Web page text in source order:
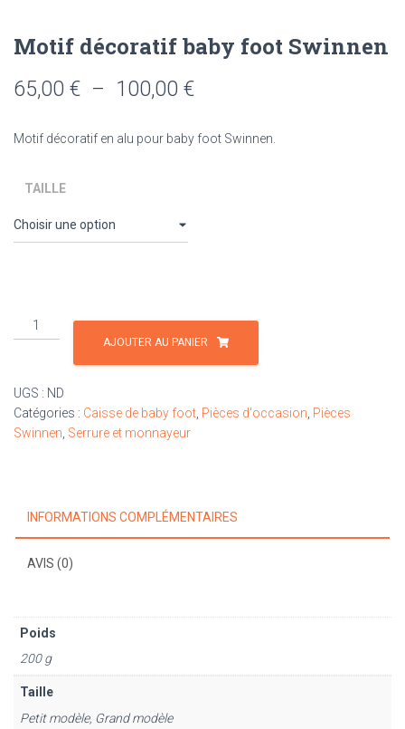
Motif décoratif baby foot Swinnen
65,00 € – 100,00 €Plage
Motif décoratif en alu pour baby foot Swinnen.
TAILLE
quantité
de
baby
foot
Swinnen
AJOUTER AU PANIER
UGS : ND
Catégories : Caisse de baby foot Pièces d'occasion Pièces
Swinnen Serrure et monnayeur
INFORMATIONS COMPLÉMENTAIRES
AVIS (0)
Poids
200 g
Taille
Petit modèle, Grand modèle